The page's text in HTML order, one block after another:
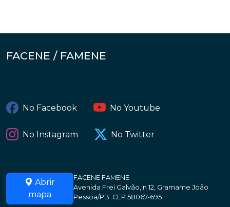
FACENE / FAMENE
No Facebook No Youtube
No Instagram No Twitter
Abrir
mapa
FACENE FAMENE
Avenida Frei Galvão, n 12, Gramame João
Pessoa/PB. CEP:58067-695